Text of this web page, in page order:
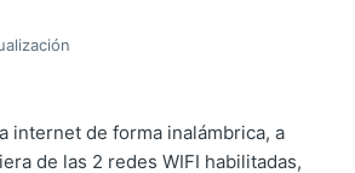
internet de forma inalámbrica, a
de las 2 redes WIFI habilitadas,